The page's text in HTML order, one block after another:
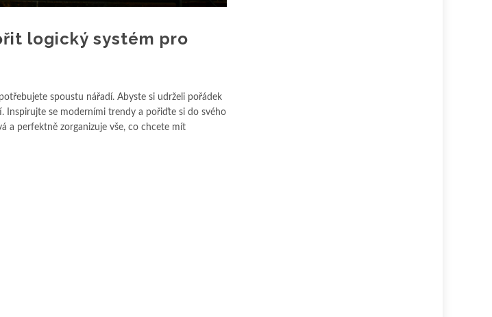
logický systém pro
spoustu nářadí. Abyste si udrželi pořádek
Inspirujte se moderními trendy a pořiďte si do svého
a perfektně zorganizuje vše, co chcete mít